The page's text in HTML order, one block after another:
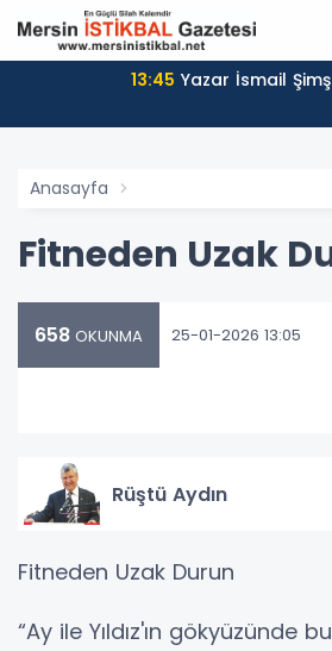
13:45 Yazar İsmail
Anasayfa
Fitneden Uzak
658 OKUNMA 25-01-2026 13:05
Rüştü Aydın
Fitneden Uzak Durun
“Ay ile Yıldız'ın gökyüzünde